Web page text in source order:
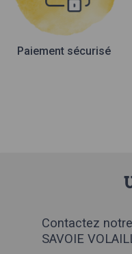
Paiement sécurisé
Contactez
SAVOIE